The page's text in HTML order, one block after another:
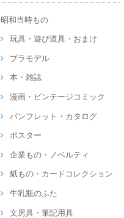
昭和当時もの
玩具・遊び道具・おまけ
プラモデル
本・雑誌
漫画・ビンテージコミック
パンフレット・カタログ
ポスター
企業もの・ノベルティ
紙もの・カードコレクション
牛乳瓶のふた
文房具・筆記用具